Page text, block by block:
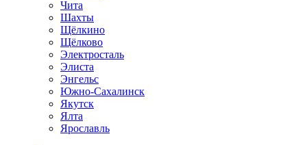
Чита
Шахты
Щёлкино
Щёлково
Электросталь
Элиста
Энгельс
Южно-Сахалинск
Якутск
Ялта
Ярославль